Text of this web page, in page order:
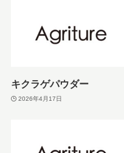
キクラゲパウダー
2026年4月17日